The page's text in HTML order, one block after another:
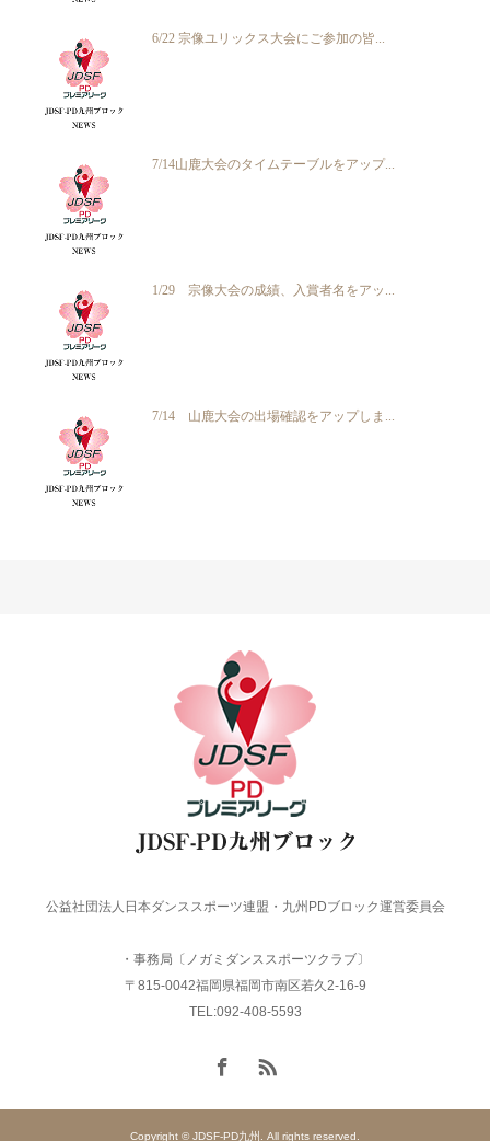
6/22 宗像ユリックス大会にご参加の皆...
7/14山鹿大会のタイムテーブルをアップ...
1/29 宗像大会の成績、入賞者名をアッ...
7/14 山鹿大会の出場確認をアップしま...
公益社団法人日本ダンススポーツ連盟・九州PDブロック運営委員会
・事務局〔ノガミダンススポーツクラブ〕
〒815-0042福岡県福岡市南区若久2-16-9
TEL:092-408-5593
Copyright © JDSF-PD九州. All rights reserved.